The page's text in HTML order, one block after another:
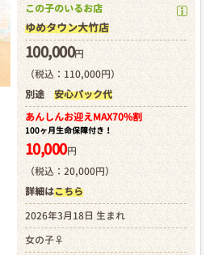
この子のいるお店
ゆめタウン大竹店
100,000円
（税込：110,000円）
別途 安心パック代
あんしんお迎えMAX70%割
100ヶ月生命保障付き！
10,000円
（税込：20,000円）
詳細はこちら
2026年3月18日 生まれ
女の子♀